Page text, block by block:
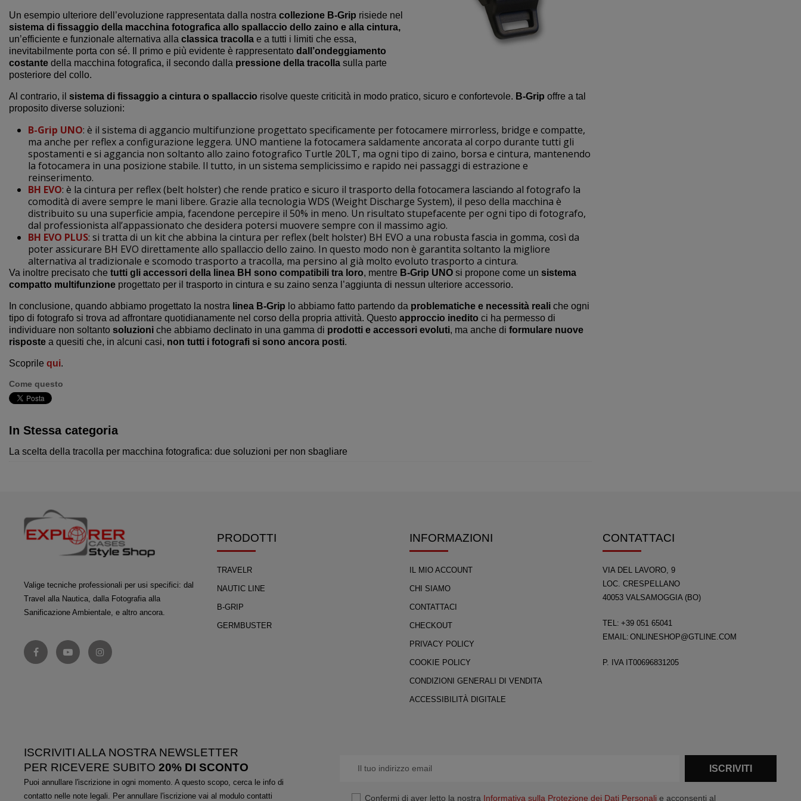
Un esempio ulteriore dell’evoluzione rappresentata dalla nostra collezione B-Grip risiede nel
sistema di fissaggio della macchina fotografica allo spallaccio dello zaino e alla cintura,
un’efficiente e funzionale alternativa alla classica tracolla e a tutti i limiti che essa,
inevitabilmente porta con sé. Il primo e più evidente è rappresentato dall’ondeggiamento
costante della macchina fotografica, il secondo dalla pressione della tracolla sulla parte
posteriore del collo.
Al contrario, il sistema di fissaggio a cintura o spallaccio risolve queste criticità in modo pratico, sicuro e confortevole. B-Grip offre a tal
proposito diverse soluzioni:
B-Grip UNO: è il sistema di aggancio multifunzione progettato specificamente per fotocamere mirrorless, bridge e compatte,
ma anche per reflex a configurazione leggera. UNO mantiene la fotocamera saldamente ancorata al corpo durante tutti gli
spostamenti e si aggancia non soltanto allo zaino fotografico Turtle 20LT, ma ogni tipo di zaino, borsa e cintura, mantenendo
la fotocamera in una posizione stabile. Il tutto, in un sistema semplicissimo e rapido nei passaggi di estrazione e
reinserimento.
BH EVO: è la cintura per reflex (belt holster) che rende pratico e sicuro il trasporto della fotocamera lasciando al fotografo la
comodità di avere sempre le mani libere. Grazie alla tecnologia WDS (Weight Discharge System), il peso della macchina è
distribuito su una superficie ampia, facendone percepire il 50% in meno. Un risultato stupefacente per ogni tipo di fotografo,
dal professionista all’appassionato che desidera potersi muovere sempre con il massimo agio.
BH EVO PLUS: si tratta di un kit che abbina la cintura per reflex (belt holster) BH EVO a una robusta fascia in gomma, così da
poter assicurare BH EVO direttamente allo spallaccio dello zaino. In questo modo non è garantita soltanto la migliore
alternativa al tradizionale e scomodo trasporto a tracolla, ma persino al già molto evoluto trasporto a cintura.
Va inoltre precisato che tutti gli accessori della linea BH sono compatibili tra loro, mentre B-Grip UNO si propone come un sistema
compatto multifunzione progettato per il trasporto in cintura e su zaino senza l’aggiunta di nessun ulteriore accessorio.
In conclusione, quando abbiamo progettato la nostra linea B-Grip lo abbiamo fatto partendo da problematiche e necessità reali che ogni
tipo di fotografo si trova ad affrontare quotidianamente nel corso della propria attività. Questo approccio inedito ci ha permesso di
individuare non soltanto soluzioni che abbiamo declinato in una gamma di prodotti e accessori evoluti, ma anche di formulare nuove
risposte a quesiti che, in alcuni casi, non tutti i fotografi si sono ancora posti.
Scoprile qui.
Come questo
In Stessa categoria
La scelta della tracolla per macchina fotografica: due soluzioni per non sbagliare
Valige tecniche professionali per usi specifici: dal
Travel alla Nautica, dalla Fotografia alla
Sanificazione Ambientale, e altro ancora.
PRODOTTI
TRAVELR
NAUTIC LINE
B-GRIP
GERMBUSTER
INFORMAZIONI
IL MIO ACCOUNT
CHI SIAMO
CONTATTACI
CHECKOUT
PRIVACY POLICY
COOKIE POLICY
CONDIZIONI GENERALI DI VENDITA
ACCESSIBILITÀ DIGITALE
CONTATTACI
VIA DEL LAVORO, 9
LOC. CRESPELLANO
40053 VALSAMOGGIA (BO)
TEL: +39 051 65041
EMAIL: ONLINESHOP@GTLINE.COM
P. IVA IT00696831205
ISCRIVITI ALLA NOSTRA NEWSLETTER
PER RICEVERE SUBITO 20% DI SCONTO
Puoi annullare l'iscrizione in ogni momento. A questo scopo, cerca le info di
contatto nelle note legali. Per annullare l'iscrizione vai al modulo contatti
ISCRIVITI
Confermi di aver letto la nostra Informativa sulla Protezione dei Dati Personali e acconsenti al